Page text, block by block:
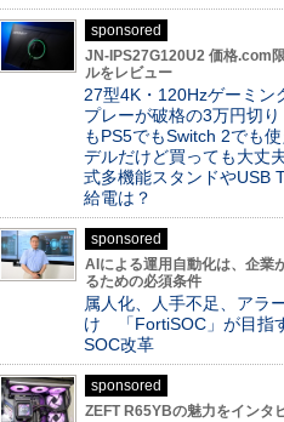
sponsored
JN-IPS27G120U2 価格.com
ルをレビュー
27型4K・120Hzゲーミン
プレーが破格の3万円切
もPS5でもSwitch 2でも
デルだけど買っても大丈
式多機能スタンドやUSB
給電は？
sponsored
AIによる運用自動化は、企業
るための必須条件
属人化、人手不足、アラ
け 「FortiSOC」が目指
SOC改革
sponsored
ZEFT R65YBの魅力をインタ